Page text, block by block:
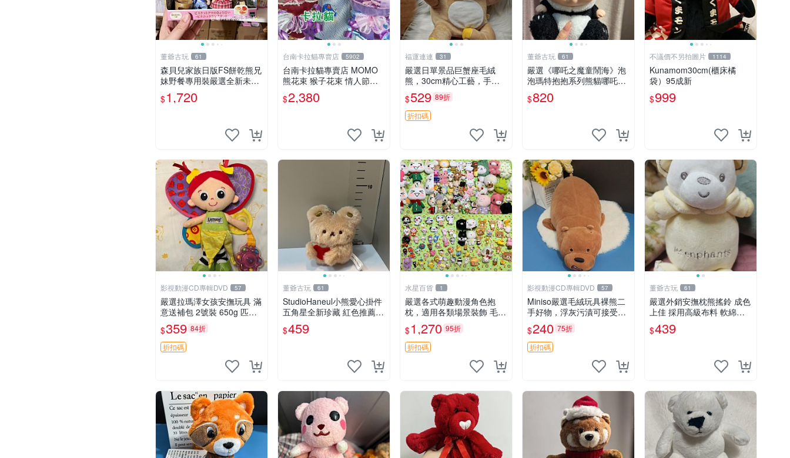
董爺古玩 61
森貝兒家族日版FS餅乾熊兄
妹野餐專用裝嚴選全新未開
封，包含兩組大童款紙盒
裝，適合收藏與分享。 餅乾
$1,720
台南卡拉貓專賣店 5902
台南卡拉貓專賣店 MOMO
熊花束 猴子花束 情人節禮
物 二選一 可繡字 可今天寄
明天到
$2,380
福運連連 31
嚴選日單景品巨蟹座毛絨
熊，30cm精心工藝，手感
軟糯推薦收藏送人 巨蟹座
毛絨玩具 精緻做工
$529 89折
折扣碼
董爺古玩 61
嚴選《哪吒之魔童鬧海》泡
泡瑪特抱抱系列熊貓哪吒搪
膠臉毛絨， STATE：如圖顯
示 哪吒 毛絨公仔 泡泡瑪特
$820
不議價不另拍圖片 1114
Kunamom30cm(櫃床橘
袋）95成新
$999
影視動漫CD專輯DVD 57
嚴選拉瑪澤女孩安撫玩具 滿
意送補包 2號裝 650g 匹配
嬰幼童舒壓好伴侶 女孩專用
安心選擇 安撫玩偶 衝包 玩
具
$359 84折
折扣碼
董爺古玩 61
StudioHaneul小熊愛心掛件
五角星全新珍藏 紅色推薦收
藏 玩具掛飾 掛件 新品
$459
水星百貨 1
嚴選各式萌趣動漫角色抱
枕，適用各類場景裝飾 毛絨
玩具、卡通抱枕、趣味玩偶
$1,270 95折
折扣碼
影視動漫CD專輯DVD 57
Miniso嚴選毛絨玩具裸熊二
手好物，浮灰污漬可接受。
請詳閱照片再下單，售出不
退不換。全新品相收藏推
薦。 裸熊 毛絨玩具 收藏
$240 75折
折扣碼
董爺古玩 61
嚴選外銷安撫枕熊搖鈴 成色
上佳 採用高級布料 軟綿適
合收藏 安心選購 安撫枕 熊
玩具 搖鈴
$439